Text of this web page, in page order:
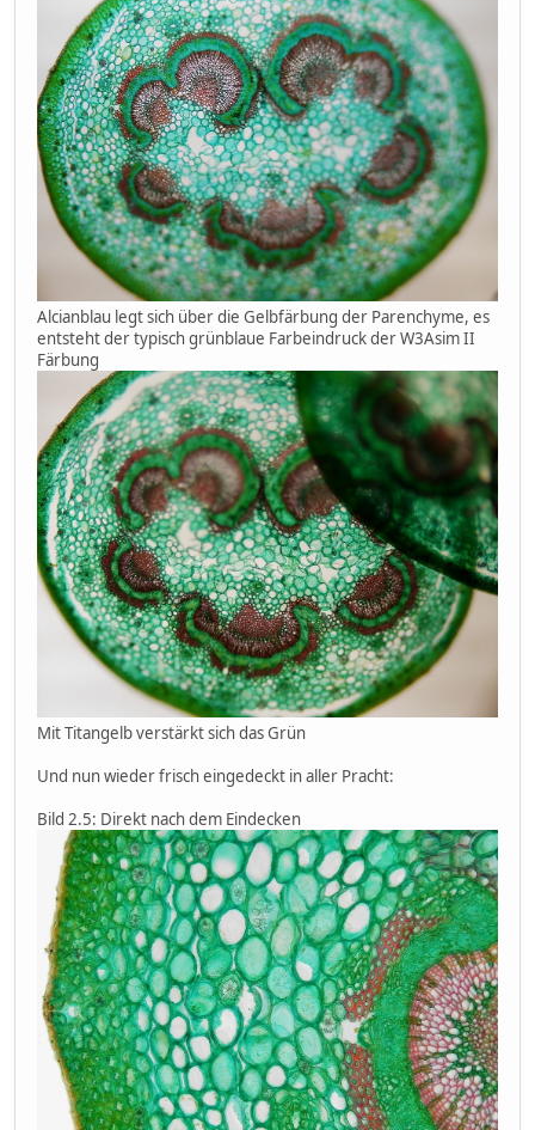
Alcianblau legt sich über die Gelbfärbung der Parenchyme, es
entsteht der typisch grünblaue Farbeindruck der W3Asim II
Färbung
Mit Titangelb verstärkt sich das Grün
Und nun wieder frisch eingedeckt in aller Pracht:
Bild 2.5: Direkt nach dem Eindecken